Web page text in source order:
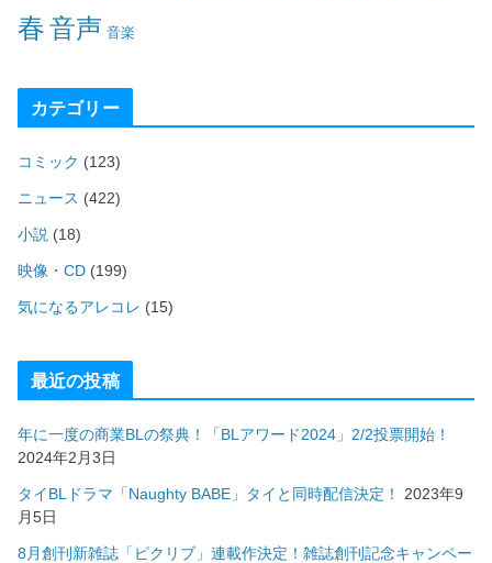
春音声 音楽
カテゴリー
コミック (123)
ニュース (422)
小説 (18)
映像・CD (199)
気になるアレコレ (15)
最近の投稿
年に一度の商業BLの祭典！「BLアワード2024」2/2投票開始！
2024年2月3日
タイBLドラマ「Naughty BABE」タイと同時配信決定！
2023年9
月5日
8月創刊新雑誌「ピクリブ」連載作決定！雑誌創刊記念キャンペー